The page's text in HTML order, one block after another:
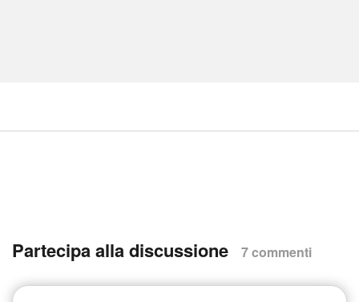
Partecipa alla discussione 7 commenti